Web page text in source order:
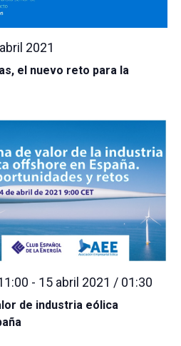
el nuevo reto para la
2021
de industria eólica
- 15 abril 2021 / 01:30